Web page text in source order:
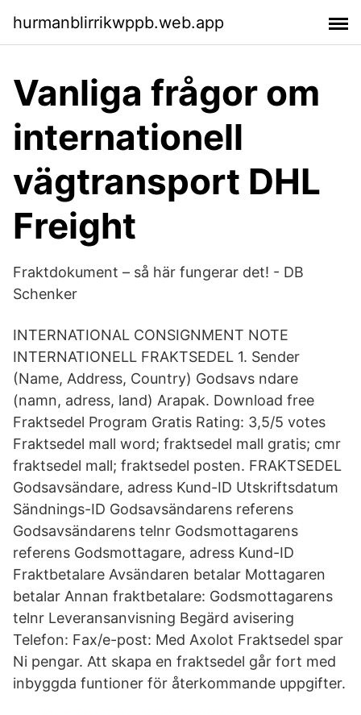
hurmanblirrikwppb.web.app
Vanliga frågor om
internationell
vägtransport DHL
Freight
Fraktdokument – så här fungerar det! - DB
Schenker
INTERNATIONAL CONSIGNMENT NOTE
INTERNATIONELL FRAKTSEDEL 1. Sender
(Name, Address, Country) Godsavs ndare
(namn, adress, land) Arapak. Download free
Fraktsedel Program Gratis Rating: 3,5/5 votes
Fraktsedel mall word; fraktsedel mall gratis; cmr
fraktsedel mall; fraktsedel posten. FRAKTSEDEL
Godsavsändare, adress Kund-ID Utskriftsdatum
Sändnings-ID Godsavsändarens referens
Godsavsändarens telnr Godsmottagarens
referens Godsmottagare, adress Kund-ID
Fraktbetalare Avsändaren betalar Mottagaren
betalar Annan fraktbetalare: Godsmottagarens
telnr Leveransanvisning Begärd avisering
Telefon: Fax/e-post: Med Axolot Fraktsedel spar
Ni pengar. Att skapa en fraktsedel går fort med
inbyggda funtioner för återkommande uppgifter.